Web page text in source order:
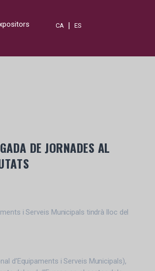
CA |ES
DE JORNADES AL
i Serveis Municipals tindrà lloc del
d’Equipaments i Serveis Municipals),